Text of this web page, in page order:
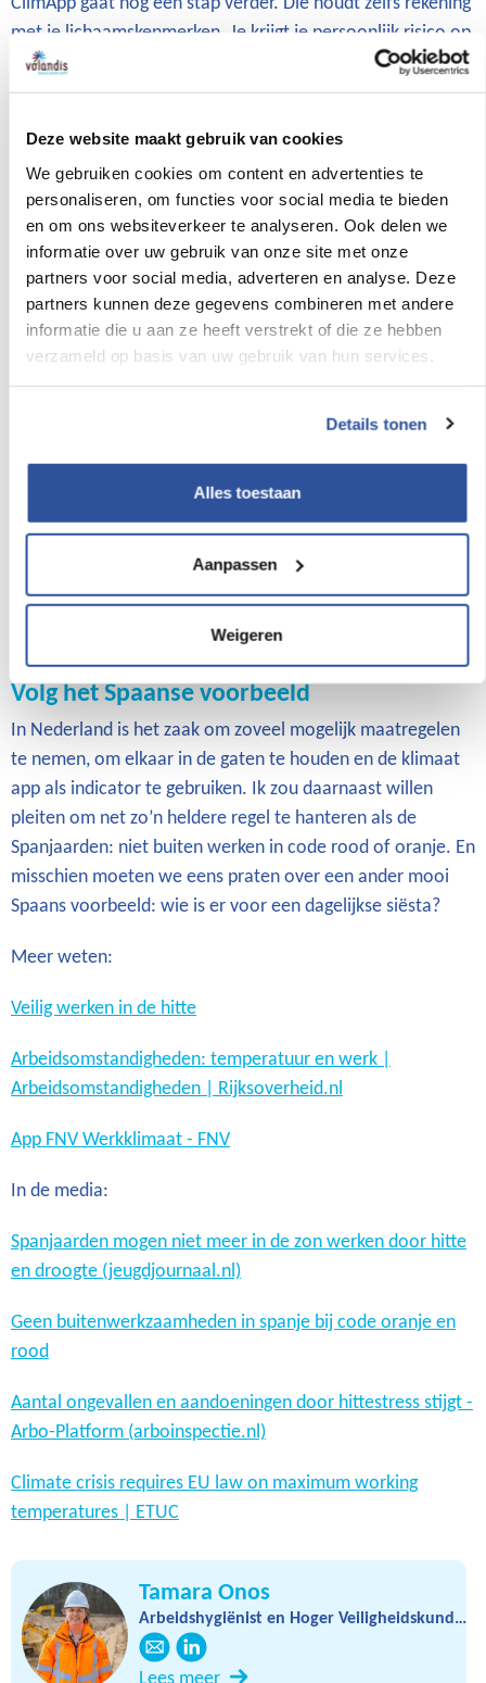
Deze website maakt gebruik van cookies
We gebruiken cookies om content en advertenties te
personaliseren, om functies voor social media te bieden
en om ons websiteverkeer te analyseren. Ook delen we
informatie over uw gebruik van onze site met onze
partners voor social media, adverteren en analyse. Deze
partners kunnen deze gegevens combineren met andere
informatie die u aan ze heeft verstrekt of die ze hebben
verzameld op basis van uw gebruik van hun services.
Details tonen
Alles toestaan
Aanpassen
Weigeren
met je lichaamskenmerken. Je krijgt je persoonlijk risico op
oververhitting te zien.
Ondertussen blijft het belangrijk om het werk zo in te
richten dat de hittebelasting zo laag mogelijk is. Probeer
het zware werk in de ochtendkoelte in te plannen, kijk of
er schaduw gemaakt kan worden, zorg voor een koele
pauzeplek, pauzeer vaker, drink extra water, ga na of
koelere kleding mogelijk is, blijf je huid bedekken tegen de
zon (koeler en beter tegen verbranding), zorg zo mogelijk
voor ventilatie en maak eventueel gebruik van koelvesten.
bij warm weer helemaal. Als je merkt dat je collega minder
goed uit zijn woorden komt, of als je aan jezelf merkt dat
je duizelig wordt, stop dan met werken. Andere rode
vlaggen zijn hartkloppingen, vochtophoping in armen en
vanzelfsprekend zo snel mogelijk de hulpdiensten bellen.
Volg het Spaanse voorbeeld
In Nederland is het zaak om zoveel mogelijk maatregelen
te nemen, om elkaar in de gaten te houden en de klimaat
app als indicator te gebruiken. Ik zou daarnaast willen
pleiten om net zo’n heldere regel te hanteren als de
Spanjaarden: niet buiten werken in code rood of oranje. En
misschien moeten we eens praten over een ander mooi
Spaans voorbeeld: wie is er voor een dagelijkse siësta?
Meer weten:
Veilig werken in de hitte
Arbeidsomstandigheden: temperatuur en werk |
Arbeidsomstandigheden | Rijksoverheid.nl
App FNV Werkklimaat - FNV
In de media:
Spanjaarden mogen niet meer in de zon werken door hitte
en droogte (jeugdjournaal.nl)
Geen buitenwerkzaamheden in spanje bij code oranje en
rood
Aantal ongevallen en aandoeningen door hittestress stijgt -
Arbo-Platform (arboinspectie.nl)
Climate crisis requires EU law on maximum working
temperatures | ETUC
Tamara Onos
Arbeidshygiënist en Hoger Veiligheidskundige